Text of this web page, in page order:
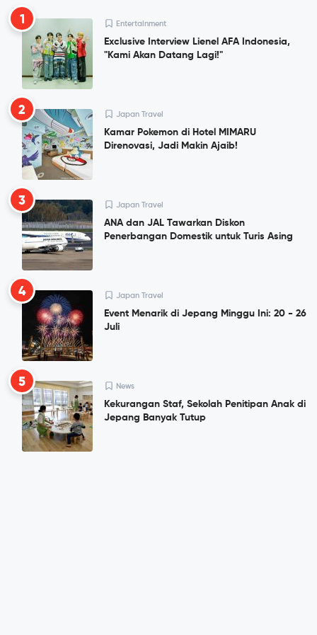
1 Entertainment
Exclusive Interview Lienel AFA Indonesia,
"Kami Akan Datang Lagi!"
2 Japan Travel
Kamar Pokemon di Hotel MIMARU
Direnovasi, Jadi Makin Ajaib!
3 Japan Travel
ANA dan JAL Tawarkan Diskon
Penerbangan Domestik untuk Turis Asing
4 Japan Travel
Event Menarik di Jepang Minggu Ini: 20 - 26
Juli
5 News
Kekurangan Staf, Sekolah Penitipan Anak di
Jepang Banyak Tutup